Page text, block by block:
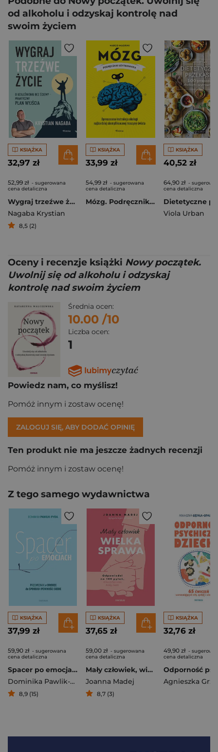
od alkoholu i odzyskaj kontrolę nad
swoim życiem
KSIĄŻKA
32,97 zł
52,99 zł - sugerowana
cena detaliczna
Wygraj trzeźwe życie. O uzależnieniu bez ściemy - praktyczny plan wyjścia
Nagaba Krystian
8,5 (2)
KSIĄŻKA
33,99 zł
54,99 zł - sugerowana
cena detaliczna
Mózg. Podręcznik użytkownika wyd. 3
KSIĄŻKA
40,52 zł
64,90 zł -
cena detaliczna
Viola Urban
Oceny i recenzje książki Nowy początek.
Uwolnij się od alkoholu i odzyskaj
kontrolę nad swoim życiem
Średnia ocen:
10.00 /10
Liczba ocen:
1
Powiedz nam, co myślisz!
Pomóż innym i zostaw ocenę!
ZALOGUJ SIĘ, ABY DODAĆ OPINIĘ
Ten produkt nie ma jeszcze żadnych recenzji
Pomóż innym i zostaw ocenę!
Z tego samego wydawnictwa
KSIĄŻKA
37,99 zł
59,90 zł - sugerowana
cena detaliczna
Spacer po emocjach. Przewodnik w drodze do spokoju i pewności siebie
Dominika Pawlik-Pyda
8,9 (15)
KSIĄŻKA
37,65 zł
59,00 zł - sugerowana
cena detaliczna
Mały człowiek, wielka sprawa. Odpowiedzi na 100 pytań, które zadaje sobie każdy rodzic
Joanna Madej
8,7 (3)
KSIĄŻKA
32,76 zł
49,90 zł -
cena detaliczna